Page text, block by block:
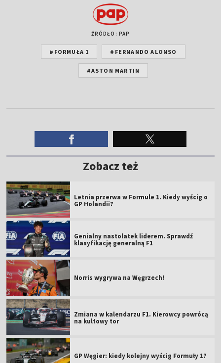
ŹRÓDŁO: PAP
#FORMUŁA 1 #FERNANDO ALONSO
#ASTON MARTIN
Zobacz też
Letnia przerwa w Formule 1. Kiedy wyścig o
GP Holandii?
Genialny nastolatek liderem. Sprawdź
klasyfikację generalną F1
Norris wygrywa na Węgrzech!
Zmiana w kalendarzu F1. Kierowcy powrócą
na kultowy tor
GP Węgier: kiedy kolejny wyścig Formuły 1?